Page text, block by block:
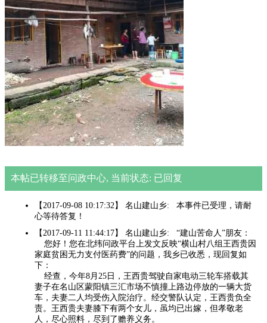
本帖已转移至问政中心, 当前状态: 已回复
【2017-09-08 10:17:32】 名山建山乡: 本事件已受理，请耐
心等待答复！
【2017-09-11 11:44:17】 名山建山乡: “建山苦命人”朋友：
您好！您在北纬问政平台上发文反映“横山村八组王西贵因
家庭贫困无力支付医药费”的问题，我乡已收悉，现回复如
下：
经查，今年8月25日，王西贵驾驶自家电动三轮车搭载其
妻子在名山区蒙阳镇三汇市场不慎撞上路边停放的一辆大货
车，夫妻二人均受伤入院治疗。经交警队认定，王西贵负全
责。王西贵夫妻膝下有两个女儿，虽均已出嫁，但孝敬老
人，尽心照料，尽到了赡养义务。